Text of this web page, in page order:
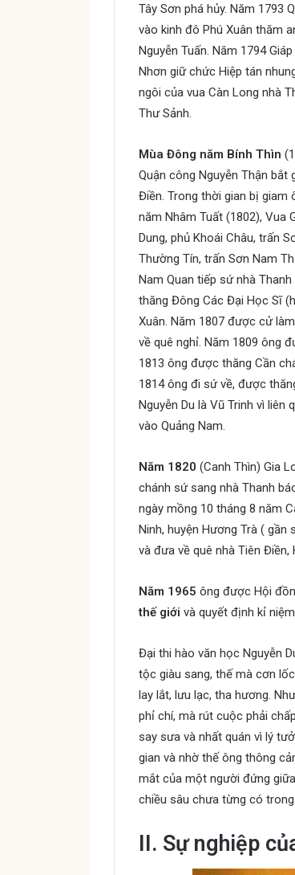
Tây Sơn phá hủy. Năm 1793
vào kinh đô Phú Xuân thăm
Nguyễn Tuấn. Năm 1794
Nhơn giữ chức Hiệp tán
ngôi của vua Càn Long nhà
Thư Sảnh.
Mùa Đông năm Bính Thìn
Quận công Nguyễn Thận
Điền. Trong thời gian bị giam
năm Nhâm Tuất (1802), Vua
Dung, phủ Khoái Châu, trấn
Thường Tín, trấn Sơn Nam
Nam Quan tiếp sứ nhà
thăng Đông Các Đại Học Sĩ
Xuân. Năm 1807 được cử
về quê nghỉ. Năm 1809 ông
1813 ông được thăng Cần
1814 ông đi sứ về, được
Nguyễn Du là Vũ Trinh vì liên
vào Quảng Nam.
Năm 1820 (Canh Thìn) Gia
chánh sứ sang nhà Thanh
ngày mồng 10 tháng 8 năm
Ninh, huyện Hương Trà ( gần
và đưa về quê nhà Tiên Điền,
Năm 1965 ông được Hội
thế giới và quyết định kỉ
Đại thi hào văn học Nguyễn
tộc giàu sang, thế mà cơn
lay lắt, lưu lạc, tha hương.
phỉ chí, mà rút cuộc phải
say sưa và nhất quán vì lý
gian và nhờ thế ông thông
mắt của một người đứng
chiều sâu chưa từng có
II. Sự nghiệp